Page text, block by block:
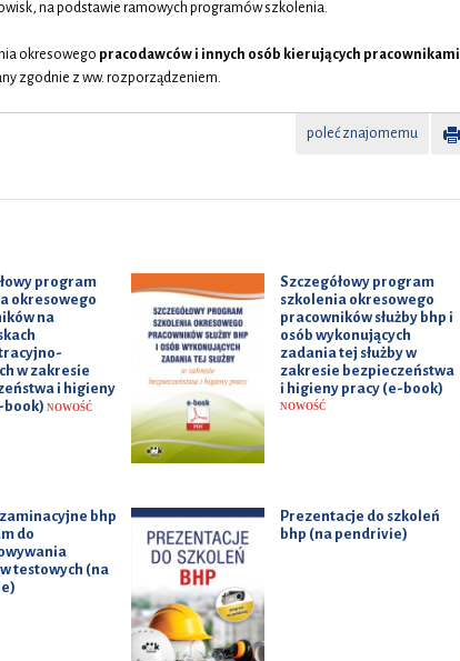
na podstawie ramowych programów szkolenia.
okresowego pracodawców i innych osób kierujących pracownikami
zgodnie z ww. rozporządzeniem.
poleć znajomemu
program
okresowego
na
w zakresie
i higieny
book) NOWOŚĆ
Szczegółowy program
szkolenia okresowego
pracowników służby bhp i
osób wykonujących
zadania tej służby w
zakresie bezpieczeństwa
i higieny pracy (e-book)
NOWOŚĆ
bhp
do
testowych (na
Prezentacje do szkoleń
bhp (na pendrivie)